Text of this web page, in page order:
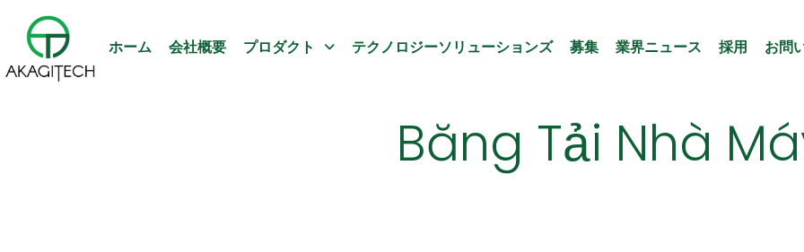
ホーム 会社概要 プロダクト テクノロジーソリューションズ 募集 業界ニュース 採用 お問
Băng Tải Nhà